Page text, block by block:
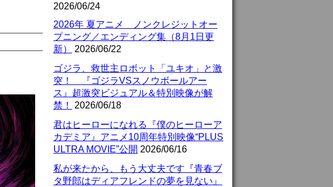
2026/06/24
2026年 夏アニメ ノンクレジットオー
プニング／エンディング集（8月1日更
新）
2026/06/22
ゴジラ、救世主ロボット「ユキオ」と激
突！ 『ゴジラVSスノウボールアー
ス』超激突ビジュアル＆特別映像が解
禁！
2026/06/18
君はヒーローになれる『僕のヒーローア
カデミア』アニメ10周年特別映像“PLUS
ULTRA MOVIE”公開 2026/06/16
私が来たから、もう大丈夫です『青春ブ
タ野郎はディアフレンドの夢を見ない』